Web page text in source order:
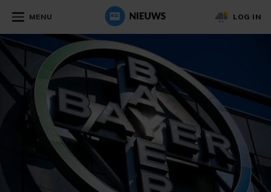
MENU LOG IN